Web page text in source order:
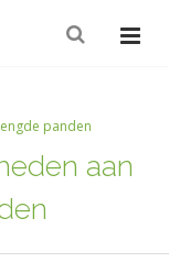
panden
aan